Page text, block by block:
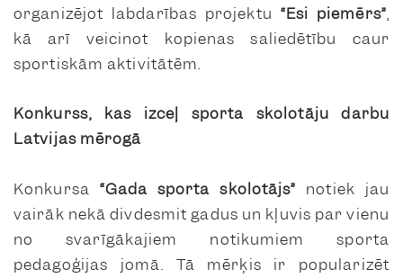
organizējot labdarības projektu “Esi piemērs”,
kā arī veicinot kopienas saliedētību caur
sportiskām aktivitātēm.
Konkurss, kas izceļ sporta skolotāju darbu
Latvijas mērogā
Konkursa “Gada sporta skolotājs” notiek jau
vairāk nekā divdesmit gadus un kļuvis par vienu
no svarīgākajiem notikumiem sporta
pedagoģijas jomā. Tā mērķis ir popularizēt